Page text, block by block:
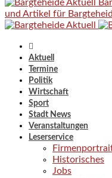
und Artikel für
Aktuell
Termine
Politik
Wirtschaft
Sport
Stadt News
Veranstaltungen
Leserservice
Historisches
Jobs